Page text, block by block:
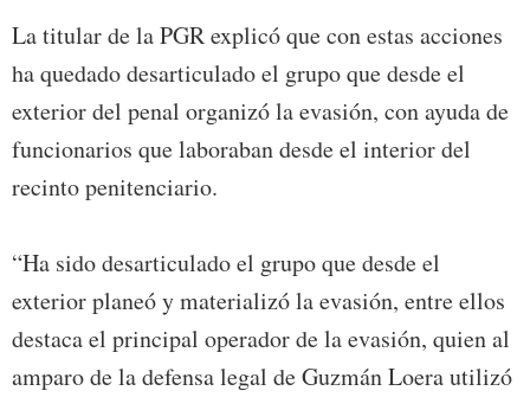
La titular de la PGR explicó que con estas acciones
ha quedado desarticulado el grupo que desde el
exterior del penal organizó la evasión, con ayuda de
funcionarios que laboraban desde el interior del
recinto penitenciario.
“Ha sido desarticulado el grupo que desde el
exterior planeó y materializó la evasión, entre ellos
destaca el principal operador de la evasión, quien al
amparo de la defensa legal de Guzmán Loera utilizó